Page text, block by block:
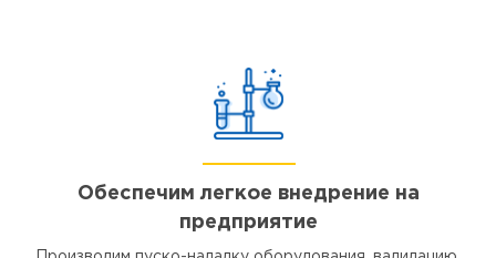
Обеспечим легкое внедрение на
предприятие